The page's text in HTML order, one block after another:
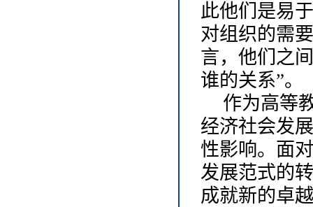
此他们是易
对组织的需
言，他们之
谁的关系”。
作为高等
经济社会发
性影响。面
发展范式的
成就新的卓